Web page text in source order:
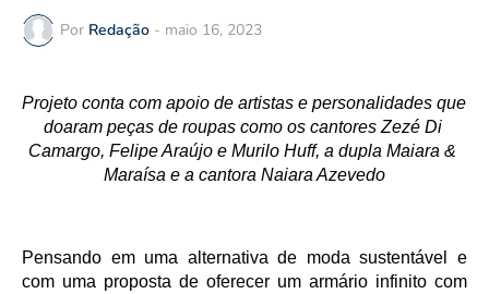
Por Redação - maio 16, 2023
Projeto conta com apoio de artistas e personalidades que
doaram peças de roupas como os cantores Zezé Di
Camargo, Felipe Araújo e Murilo Huff, a dupla Maiara &
Maraísa e a cantora Naiara Azevedo
Pensando em uma alternativa de moda sustentável e
com uma proposta de oferecer um armário infinito com